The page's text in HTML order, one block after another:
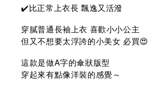
✔️比正常上衣長 飄逸又活潑
穿膩普通長袖上衣 喜歡小小公主
但又不想要太浮誇的小美女 必買😍
這款是做A字的傘狀版型
穿起來有點像洋裝的感覺～